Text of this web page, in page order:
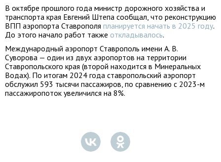
В октябре прошлого года министр дорожного хозяйства и
транспорта края Евгений Штепа сообщал, что реконструкцию
ВПП аэропорта Ставрополя планируется начать в 2025 году.
До этого начало работ также откладывалось.
Международный аэропорт Ставрополь имени А. В.
Суворова — один из двух аэропортов на территории
Ставропольского края (второй находится в Минеральных
Водах). По итогам 2024 года ставропольский аэропорт
обслужил 593 тысячи пассажиров, по сравнению с 2023-м
пассажиропоток увеличился на 8%.